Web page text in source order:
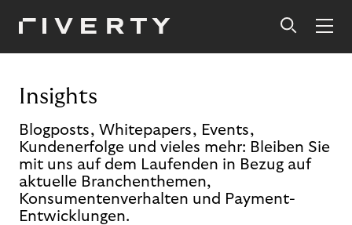
Insights
Blogposts, Whitepapers, Events,
Kundenerfolge und vieles mehr: Bleiben Sie
mit uns auf dem Laufenden in Bezug auf
aktuelle Branchenthemen,
Konsumentenverhalten und Payment-
Entwicklungen.